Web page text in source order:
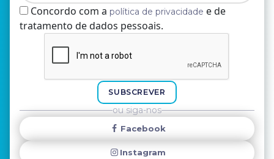
Nome
E-mail
Concordo com a política de privacidade e de
tratamento de dados pessoais.
SUBSCREVER
ou siga-nos
Facebook
Instagram